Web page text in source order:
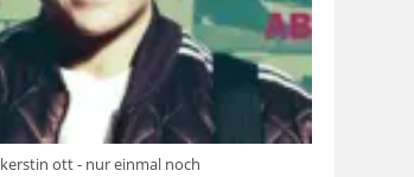
kerstin ott - nur einmal noch